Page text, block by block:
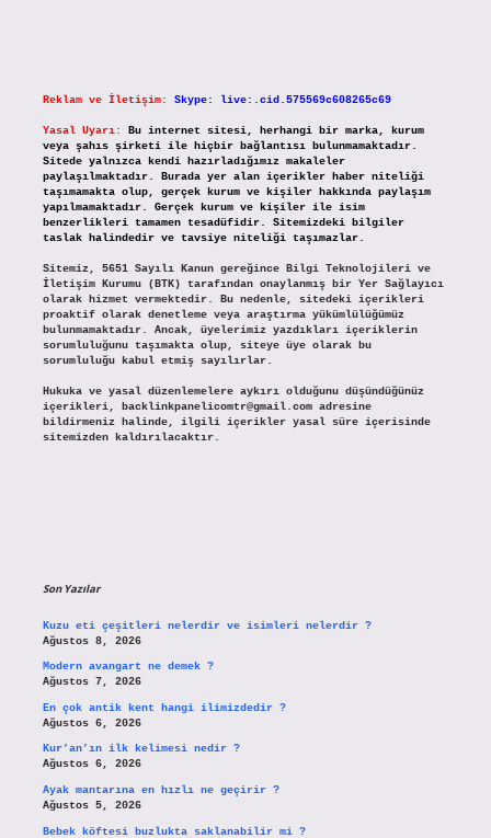
Reklam ve İletişim: Skype: live:.cid.575569c608265c69
Yasal Uyarı:
Bu internet sitesi, herhangi bir marka, kurum
veya şahıs şirketi ile hiçbir bağlantısı bulunmamaktadır.
Sitede yalnızca kendi hazırladığımız makaleler
paylaşılmaktadır. Burada yer alan içerikler haber niteliği
taşımamakta olup, gerçek kurum ve kişiler hakkında paylaşım
yapılmamaktadır. Gerçek kurum ve kişiler ile isim
benzerlikleri tamamen tesadüfidir. Sitemizdeki bilgiler
taslak halindedir ve tavsiye niteliği taşımazlar.
Sitemiz, 5651 Sayılı Kanun gereğince Bilgi Teknolojileri ve
İletişim Kurumu (BTK) tarafından onaylanmış bir Yer Sağlayıcı
olarak hizmet vermektedir. Bu nedenle, sitedeki içerikleri
proaktif olarak denetleme veya araştırma yükümlülüğümüz
bulunmamaktadır. Ancak, üyelerimiz yazdıkları içeriklerin
sorumluluğunu taşımakta olup, siteye üye olarak bu
sorumluluğu kabul etmiş sayılırlar.
Hukuka ve yasal düzenlemelere aykırı olduğunu düşündüğünüz
içerikleri,
backlinkpanelicomtr@gmail.comadresine
bildirmeniz halinde, ilgili içerikler yasal süre içerisinde
sitemizden kaldırılacaktır.
Son Yazılar
Kuzu eti çeşitleri nelerdir ve isimleri nelerdir ?
Ağustos 8, 2026
Modern avangart ne demek ?
Ağustos 7, 2026
En çok antik kent hangi ilimizdedir ?
Ağustos 6, 2026
Kur’an’ın ilk kelimesi nedir ?
Ağustos 6, 2026
Ayak mantarına en hızlı ne geçirir ?
Ağustos 5, 2026
Bebek köftesi buzlukta saklanabilir mi ?